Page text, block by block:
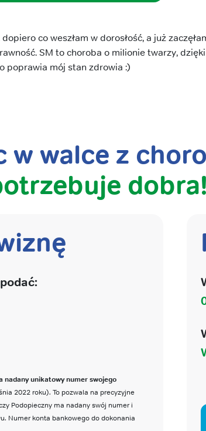
co weszłam w dorosłość, a już
SM to choroba o milionie twarzy,
poprawia mój stan zdrowia :)
w walce z
dobra!
nadany unikatowy numer swojego
2022 roku). To pozwala na precyzyjne
Podopieczny ma nadany swój numer i
Numer konta bankowego do dokonania